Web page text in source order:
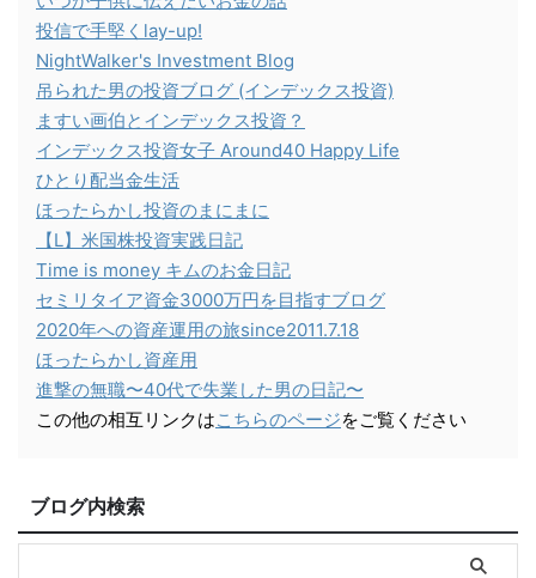
投信で手堅くlay-up!
NightWalker's Investment Blog
吊られた男の投資ブログ (インデックス投資)
ますい画伯とインデックス投資？
インデックス投資女子 Around40 Happy Life
ひとり配当金生活
ほったらかし投資のまにまに
【L】米国株投資実践日記
Time is money キムのお金日記
セミリタイア資金3000万円を目指すブログ
2020年への資産運用の旅since2011.7.18
ほったらかし資産用
進撃の無職〜40代で失業した男の日記〜
この他の相互リンクはこちらのページをご覧ください
ブログ内検索